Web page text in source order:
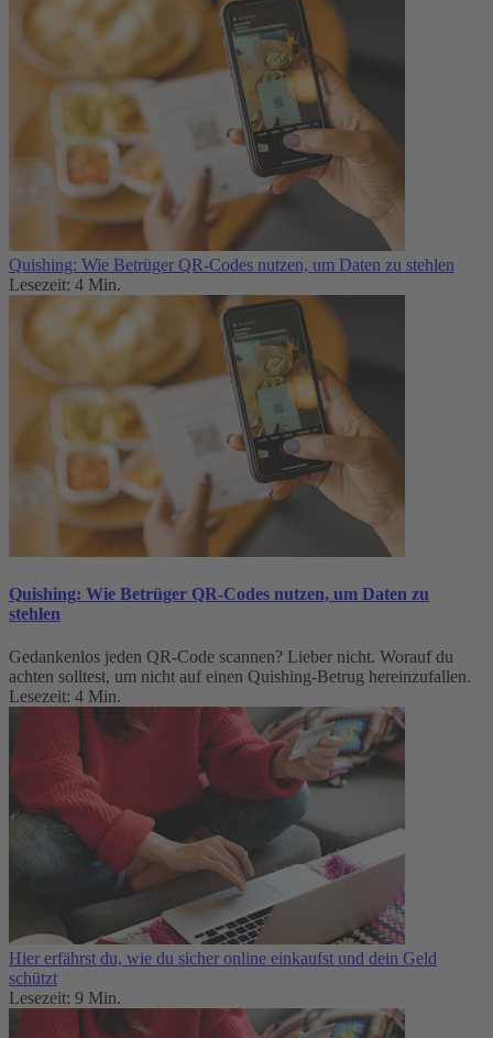
Quishing: Wie Betrüger QR-Codes nutzen, um Daten zu stehlen
Lesezeit: 4 Min.
Quishing: Wie Betrüger QR-Codes nutzen, um Daten zu
stehlen
Gedankenlos jeden QR-Code scannen? Lieber nicht. Worauf du
achten solltest, um nicht auf einen Quishing-Betrug hereinzufallen.
Lesezeit: 4 Min.
Hier erfährst du, wie du sicher online einkaufst und dein Geld
schützt
Lesezeit: 9 Min.